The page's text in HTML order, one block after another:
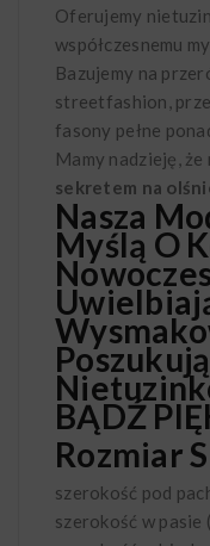
Oferujemy
współczesnemu
Bazujemy na
streetfashion,
fasony pełne
Mamy nadzieję,
sekretem na
Nasza
Myślą O
BĄDŹ
Rozmiar S
szerokość pod
szerokość w pasie